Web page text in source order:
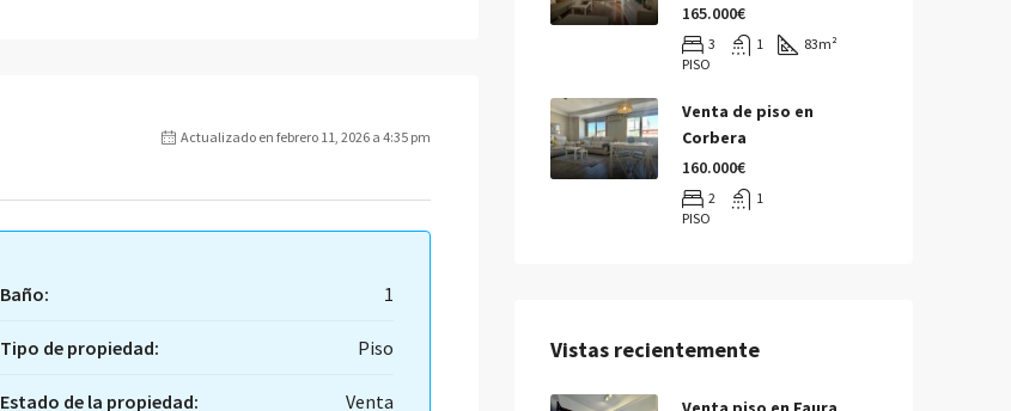
Actualizado en febrero 11, 2026 a 4:35 pm
Baño: 1
Tipo de propiedad: Piso
Estado de la propiedad: Venta
165.000€
3 1 83m²
PISO
Venta de piso en
Corbera
160.000€
2
1
PISO
Vistas recientemente